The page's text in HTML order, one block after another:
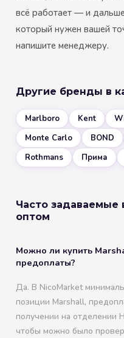
всё работает — и
который нужен вашей
напишите менеджеру.
Другие бренды в
Marlboro Kent
Monte Carlo
BOND
Rothmans
Прима
Часто задаваемые
оптом
Можно ли купить
предоплаты?
Да. В NicoMarket
позиции Marshall,
получении на отделении
чтобы можно было